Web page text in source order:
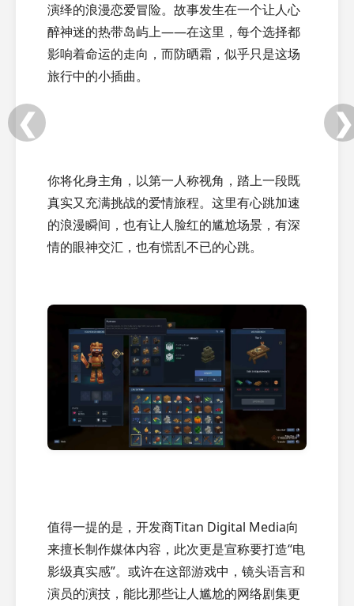
演绎的浪漫恋爱冒险。故事发生在一个让人心
醉神迷的热带岛屿上——在这里，每个选择都
影响着命运的走向，而防晒霜，似乎只是这场
旅行中的小插曲。
你将化身主角，以第一人称视角，踏上一段既
真实又充满挑战的爱情旅程。这里有心跳加速
的浪漫瞬间，也有让人脸红的尴尬场景，有深
情的眼神交汇，也有慌乱不已的心跳。
值得一提的是，开发商Titan Digital Media向
来擅长制作媒体内容，此次更是宣称要打造“电
影级真实感”。或许在这部游戏中，镜头语言和
演员的演技，能比那些让人尴尬的网络剧集更
❮ ❯